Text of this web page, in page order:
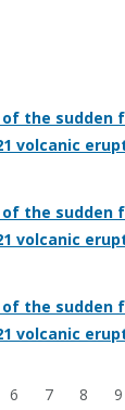
of the sudden
volcanic
of the sudden
volcanic
of the sudden
volcanic
Page
6 Page
7 Page
8 9